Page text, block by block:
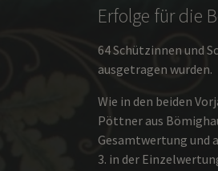
Erfolge für die
64 Schützinnen und
ausgetragen wurden.
Wie in den beiden
Pöttner aus
Gesamtwertung und
3. in der